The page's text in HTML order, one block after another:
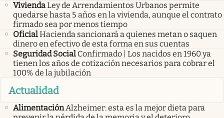
ViviendaLey de Arrendamientos Urbanos permite
quedarse hasta 5 años en la vivienda, aunque el contrato
firmado sea por menos tiempo
OficialHacienda sancionará a quienes metan o saquen
dinero en efectivo de esta forma en sus cuentas
Seguridad Social Confirmado | Los nacidos en 1960 ya
tienen los años de cotización necesarios para cobrar el
100% de la jubilación
Actualidad
AlimentaciónAlzheimer: esta es la mejor dieta para